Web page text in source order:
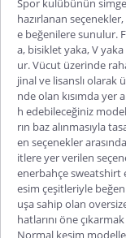
Spor kulübünün
hazırlanan
e beğenilere sunulur.
a, bisiklet yaka, V
ur. Vücut üzerinde
jinal ve lisanslı olarak
nde olan kısımda yer
h edebileceğiniz
rın baz alınmasıyla
en seçenekler
itlere yer verilen
enerbahçe sweatshirt
esim çeşitleriyle
uşa sahip olan
hatlarını öne
Normal kesim